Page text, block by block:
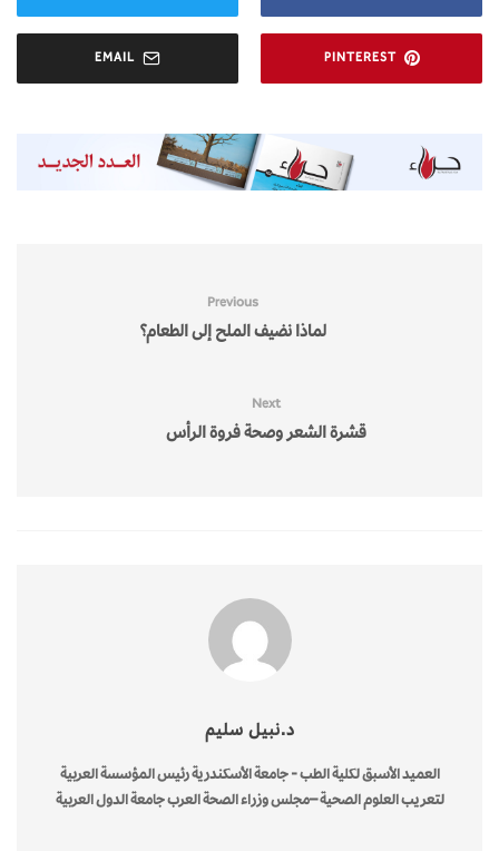
PINTEREST
EMAIL
Previous
لماذا نضيف الملح إلى الطعام؟
Next
قشرة الشعر وصحة فروة الرأس
د.نبيل سليم
العميد الأسبق لكلية الطب - جامعة الأسكندرية رئيس المؤسسة العربية
لتعريب العلوم الصحية –مجلس وزراء الصحة العرب جامعة الدول العربية